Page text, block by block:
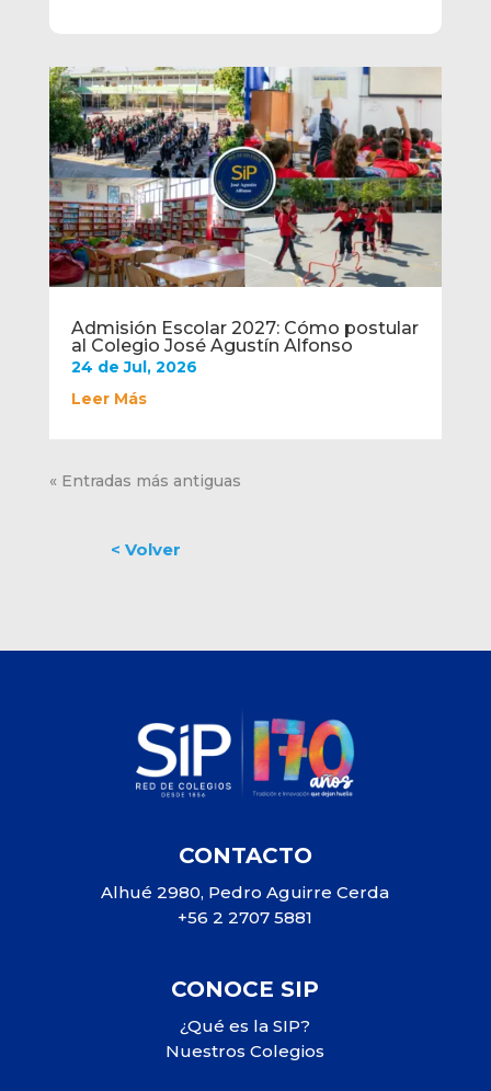
Admisión Escolar 2027: Cómo postular
al Colegio José Agustín Alfonso
24 de Jul, 2026
Leer Más
« Entradas más antiguas
CONTACTO
Alhué 2980, Pedro Aguirre Cerda
+56 2 2707 5881
CONOCE SIP
¿Qué es la SIP?
Nuestros Colegios